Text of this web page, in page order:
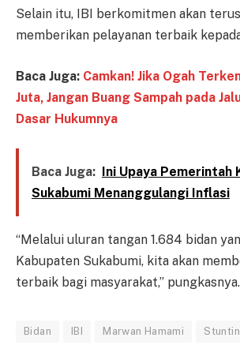
Selain itu, IBI berkomitmen akan
memberikan pelayanan terbaik
Baca Juga: Camkan! Jika Ogah
Juta, Jangan Buang Sampah pada
Dasar Hukumnya
Baca Juga:
Ini Upaya Pemerintah
Sukabumi Menanggulangi Inflasi
“Melalui uluran tangan 1.684 bidan
Kabupaten Sukabumi, kita akan
terbaik bagi masyarakat,”
Bidan IBI Marwan Hamami